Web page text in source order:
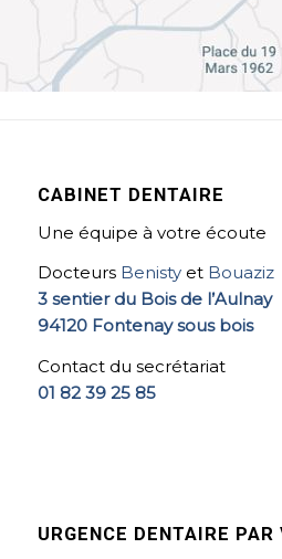
CABINET DENTAIRE
Une équipe à votre écoute
Docteurs Benistyet Bouaziz
3 sentier du Bois de l’Aulnay
94120 Fontenay sous bois
Contact du secrétariat
01 82 39 25 85
URGENCE DENTAIRE PAR